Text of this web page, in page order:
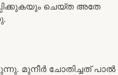
ചെയ്ത അതേ
മുനീർ ചോതിച്ചത് പാൽ